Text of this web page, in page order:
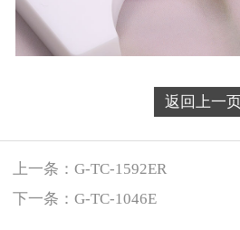
返回上一页
上一条： G-TC-1592ER
下一条： G-TC-1046E